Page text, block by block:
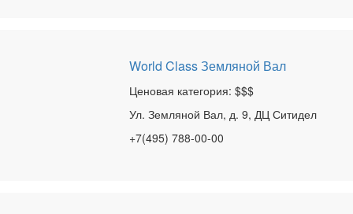
World Class Земляной Вал
Ценовая категория: $$$
Ул. Земляной Вал, д. 9, ДЦ Ситидел
+7(495) 788-00-00